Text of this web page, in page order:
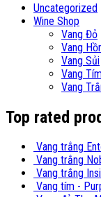
Uncategorized
Wine Shop
Vang Đỏ
Vang
Vang Sủi
Vang
Vang
Top rated
Vang trắng
Vang trắng
Vang trắng
Vang tím -